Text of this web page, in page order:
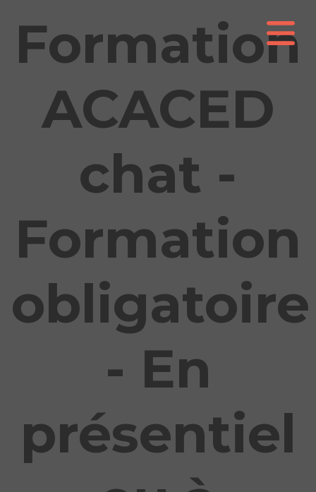
Formation
ACACED
chat -
Formation
obligatoire
- En
présentiel